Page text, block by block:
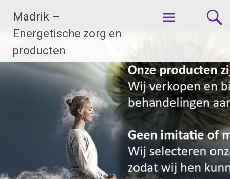
naarMadrik –
Energetische zorg en
producten